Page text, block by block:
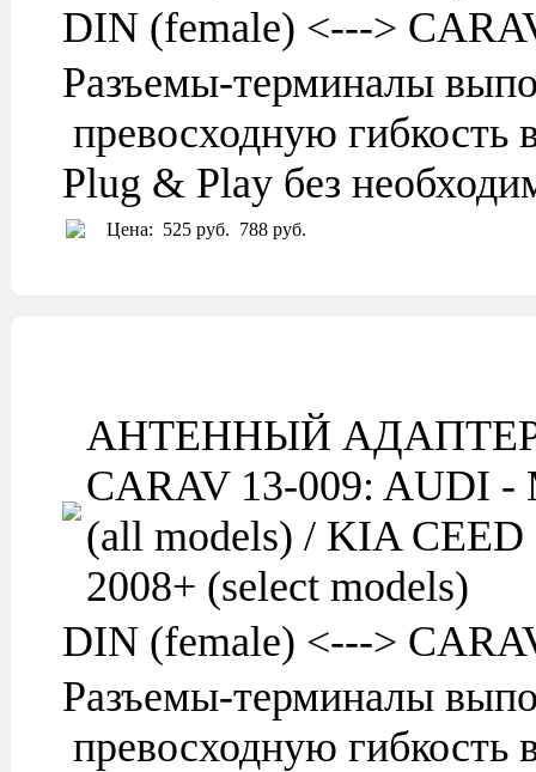
DIN (female) <--->
Разъемы-терминалы
превосходную гибкость
Plug & Play без
Цена: 525 руб. 788 руб.
АНТЕННЫЙ
CARAV 13-009: AUDI -
(all models) / KIA
2008+ (select models)
DIN (female) <--->
Разъемы-терминалы
превосходную гибкость